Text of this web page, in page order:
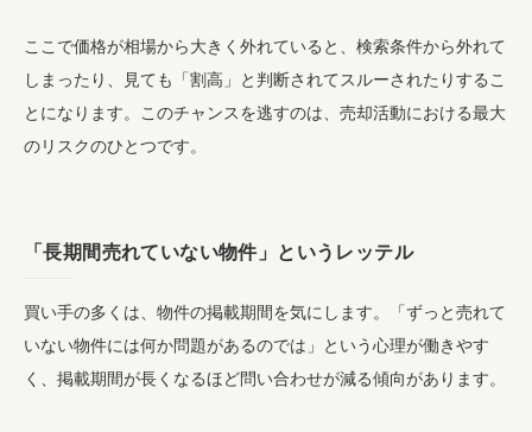
ここで価格が相場から大きく外れていると、検索条件から外れて
しまったり、見ても「割高」と判断されてスルーされたりするこ
とになります。このチャンスを逃すのは、売却活動における最大
のリスクのひとつです。
「長期間売れていない物件」というレッテル
買い手の多くは、物件の掲載期間を気にします。「ずっと売れて
いない物件には何か問題があるのでは」という心理が働きやす
く、掲載期間が長くなるほど問い合わせが減る傾向があります。